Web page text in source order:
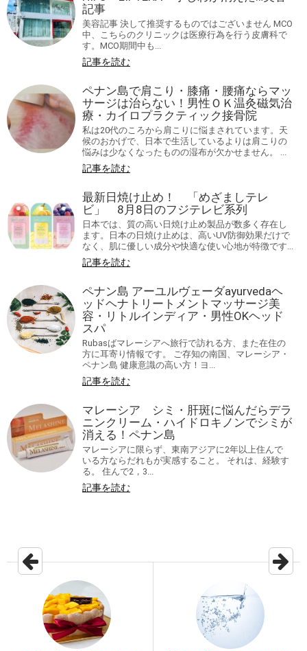
記事
美容記事 決して推奨するものではございません MCO
中、こちらのクリニックは医療行為を行う皮膚科で
す。MCO期間中も...
記事を読む
ペナン島で肩こり・膝痛・腰痛ならマッ
サージは治らない！男性ＯＫ温灸磁気治
療・カイロプラクティック接骨院
私は20代のころから肩こりに悩まされています。天
候のおかげで、日本で生活しているよりは肩こりの
悩みは少なくなったものの湿布が欠かせません。 ...
記事を読む
最新日焼け止め！ 「めざましテレ
ビ」 8月8日のフジテレビ系列
日本では、質の高い日焼け止め製品が数多く存在し
ます。日本の日焼け止めは、高いUV防御効果だけで
なく、肌に優しい成分や快適な使い心地が特徴です...
記事を読む
ペナン島 アーユルヴェーダayurvedaヘ
ッドヘナトリートメントマッサージ美
容・リトルインディア・男性OKヘッド
スパ
Rubasばマレーシアへ旅行で訪れる方、また在住の
方に耳寄り情報です。 ご存知の南国、マレーシア・
ペナン島 健康意識の高い方！ヨ...
記事を読む
マレーシア シミ・肝斑に悩んだらデラ
ニンクリーム・ハイドロキノンでシミが
消える！ペナン島
マレーシアに限らず、東南アジアに2年以上住んで
いる方ならだれもが実感すること。 それは、経験す
る。 住んで2，3...
記事を読む